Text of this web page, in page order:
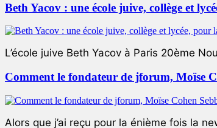
Beth Yacov : une école juive, collège et
L’école juive Beth Yacov à Paris 20ème
Comment le fondateur de jforum, Moïse
Alors que j’ai reçu pour la énième fois la